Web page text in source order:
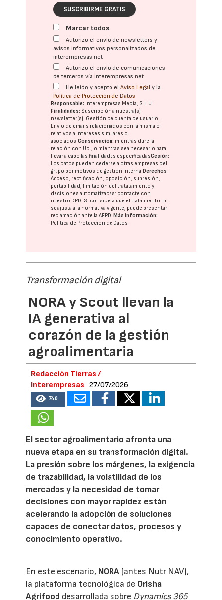
SUSCRIBIRME GRATIS
Marcar todos
Autorizo el envío de newsletters y
avisos informativos personalizados de
interempresas.net
Autorizo el envío de comunicaciones
de terceros vía interempresas.net
He leído y acepto elAviso Legal y la
Política de Protección de Datos
Responsable: Interempresas Media, S.L.U.
Finalidades: Suscripción a nuestra(s)
newsletter(s). Gestión de cuenta de usuario.
Envío de emails relacionados con la misma o
relativos a intereses similares o
asociados.Conservación: mientras dure la
relación con Ud., o mientras sea necesario para
llevar a cabo las finalidades especificadasCesión:
Los datos pueden cederse a otras empresas del
grupo por motivos de gestión interna. Derechos:
Acceso, rectificación, oposición, supresión,
portabilidad, limitación del tratatamiento y
decisiones automatizadas: contacte con
nuestro DPD. Si considera que el tratamiento no
se ajusta a la normativa vigente, puede presentar
reclamación ante laAEPD. Más información:
Política de Protección de Datos
Transformación digital
NORA y Scout llevan la
IA generativa al
corazón de la gestión
agroalimentaria
Redacción Tierras /
Interempresas
27/07/2026
740
El sector agroalimentario afronta una
nueva etapa en su transformación digital.
La presión sobre los márgenes, la exigencia
de trazabilidad, la volatilidad de los
mercados y la necesidad de tomar
decisiones con mayor rapidez están
acelerando la adopción de soluciones
capaces de conectar datos, procesos y
conocimiento operativo.
En este escenario, NORA (antes NutriNAV),
la plataforma tecnológica de Orisha
Agrifood desarrollada sobre Dynamics 365